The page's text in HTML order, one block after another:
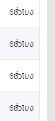
6ชั่วโมง
6ชั่วโมง
6ชั่วโมง
6ชั่วโมง